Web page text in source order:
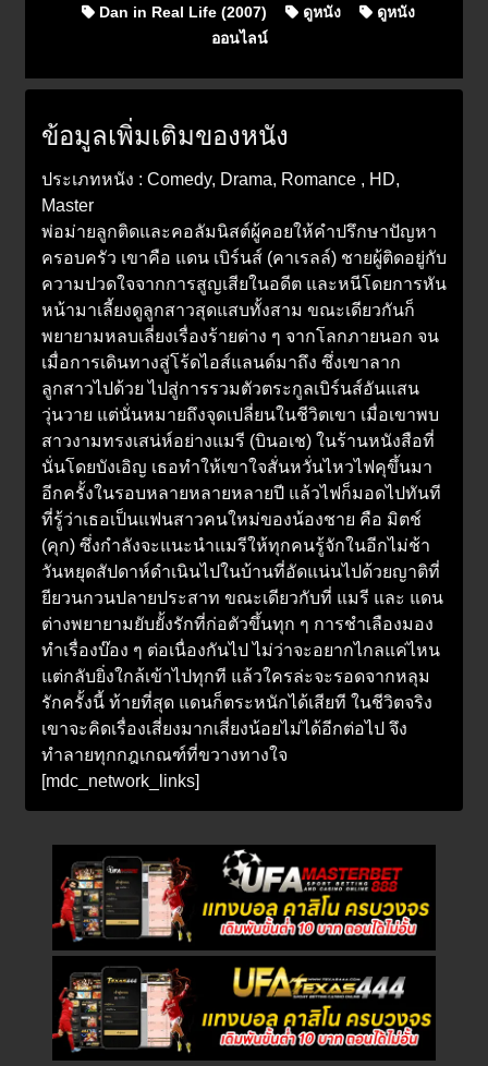
Dan in Real Life (2007) ดูหนัง
ดูหนัง
ออนไลน์
ข้อมูลเพิ่มเติมของหนัง
ประเภทหนัง : Comedy, Drama, Romance , HD,
Master
พ่อม่ายลูกติดและคอลัมนิสต์ผู้คอยให้คำปรึกษาปัญหา
ครอบครัว เขาคือ แดน เบิร์นส์ (คาเรลล์) ชายผู้ติดอยู่กับ
ความปวดใจจากการสูญเสียในอดีต และหนีโดยการหัน
หน้ามาเลี้ยงดูลูกสาวสุดแสบทั้งสาม ขณะเดียวกันก็
พยายามหลบเลี่ยงเรื่องร้ายต่าง ๆ จากโลกภายนอก จน
เมื่อการเดินทางสู่โร้ดไอส์แลนด์มาถึง ซึ่งเขาลาก
ลูกสาวไปด้วย ไปสู่การรวมตัวตระกูลเบิร์นส์อันแสน
วุ่นวาย แต่นั่นหมายถึงจุดเปลี่ยนในชีวิตเขา เมื่อเขาพบ
สาวงามทรงเสน่ห์อย่างแมรี (บินอเช) ในร้านหนังสือที่
นั่นโดยบังเอิญ เธอทำให้เขาใจสั่นหวั่นไหวไฟคุขึ้นมา
อีกครั้งในรอบหลายหลายหลายปี แล้วไฟก็มอดไปทันที
ที่รู้ว่าเธอเป็นแฟนสาวคนใหม่ของน้องชาย คือ มิตช์
(คุก) ซึ่งกำลังจะแนะนำแมรีให้ทุกคนรู้จักในอีกไม่ช้า
วันหยุดสัปดาห์ดำเนินไปในบ้านที่อัดแน่นไปด้วยญาติที่
ยียวนกวนปลายประสาท ขณะเดียวกับที่ แมรี และ แดน
ต่างพยายามยับยั้งรักที่ก่อตัวขึ้นทุก ๆ การชำเลืองมอง
ทำเรื่องบ๊อง ๆ ต่อเนื่องกันไป ไม่ว่าจะอยากไกลแค่ไหน
แต่กลับยิ่งใกล้เข้าไปทุกที แล้วใครล่ะจะรอดจากหลุม
รักครั้งนี้ ท้ายที่สุด แดนก็ตระหนักได้เสียที ในชีวิตจริง
เขาจะคิดเรื่องเสี่ยงมากเสี่ยงน้อยไม่ได้อีกต่อไป จึง
ทำลายทุกกฎเกณฑ์ที่ขวางทางใจ
[mdc_network_links]